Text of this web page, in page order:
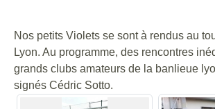
Nos petits Violets se sont à rendus au
Lyon. Au programme, des rencontres
grands clubs amateurs de la banlieue
signés Cédric Sotto.